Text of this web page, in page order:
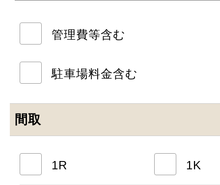
管理費等含む
駐車場料金含む
間取
1R 1K